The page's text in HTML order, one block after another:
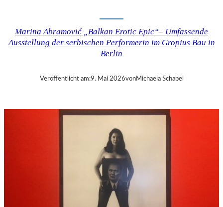
Marina Abramović „Balkan Erotic Epic“– Umfassende
Ausstellung der serbischen Performerin im Gropius Bau in
Berlin
Veröffentlicht am:9. Mai 2026vonMichaela Schabel